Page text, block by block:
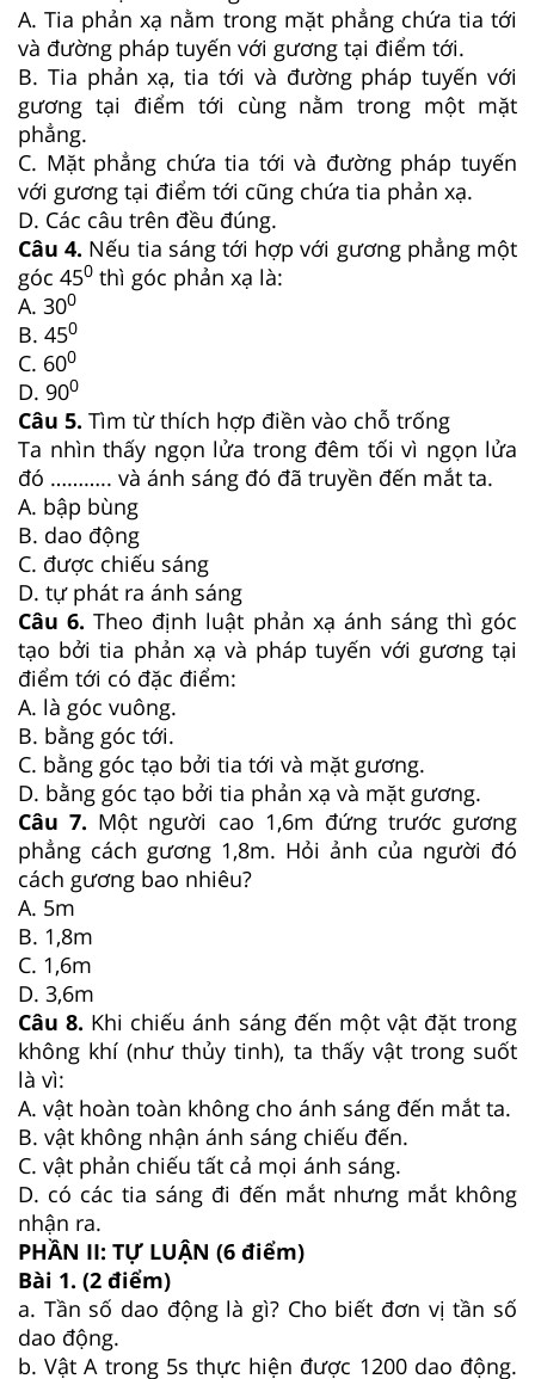
A. Tia phản xạ nằm trong mặt phẳng chứa tia tới
và đường pháp tuyến với gương tại điểm tới.
B. Tia phản xạ, tia tới và đường pháp tuyến với
gương tại điểm tới cùng nằm trong một mặt
phẳng.
C. Mặt phẳng chứa tia tới và đường pháp tuyến
với gương tại điểm tới cũng chứa tia phản xạ.
D. Các câu trên đều đúng.
Câu 4. Nếu tia sáng tới hợp với gương phẳng một
góc 450 thì góc phản xạ là:
A. 300
B. 450
C. 600
D. 900
Câu 5. Tìm từ thích hợp điền vào chỗ trống
Ta nhìn thấy ngọn lửa trong đêm tối vì ngọn lửa
đó ……….. và ánh sáng đó đã truyền đến mắt ta.
A. bập bùng
B. dao động
C. được chiếu sáng
D. tự phát ra ánh sáng
Câu 6.Theo định luật phản xạ ánh sáng thì góc
tạo bởi tia phản xạ và pháp tuyến với gương tại
điểm tới có đặc điểm:
A. là góc vuông.
B. bằng góc tới.
C. bằng góc tạo bởi tia tới và mặt gương.
D. bằng góc tạo bởi tia phản xạ và mặt gương.
Câu 7. Một người cao 1,6m đứng trước gương
phẳng cách gương 1,8m. Hỏi ảnh của người đó
cách gương bao nhiêu?
A. 5m
B. 1,8m
C. 1,6m
D. 3,6m
Câu 8. Khi chiếu ánh sáng đến một vật đặt trong
không khí (như thủy tinh), ta thấy vật trong suốt
là vì:
A. vật hoàn toàn không cho ánh sáng đến mắt ta.
B. vật không nhận ánh sáng chiếu đến.
C. vật phản chiếu tất cả mọi ánh sáng.
D. có các tia sáng đi đến mắt nhưng mắt không
nhận ra.
PHẦN II: TỰ LUẬN (6 điểm)
Bài 1. (2 điểm)
a. Tần số dao động là gì? Cho biết đơn vị tần số
dao động.
b. Vật A trong 5s thực hiện được 1200 dao động.